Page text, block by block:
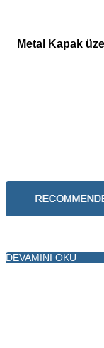
Metal Kapak
DEVAMINI OKU